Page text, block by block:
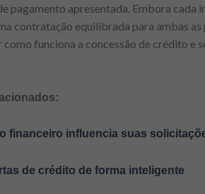
pagamento apresentada. Embora
contratação equilibrada para ambas as
funciona a concessão de crédito e
financeiro influencia suas
de crédito de forma inteligente